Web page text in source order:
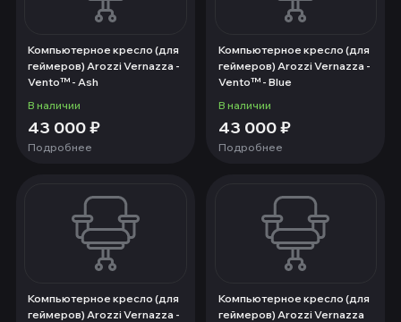
Компьютерное кресло (для
геймеров) Arozzi Vernazza -
Vento™ - Ash
В наличии
43 000₽
Подробнее
Компьютерное кресло (для
геймеров) Arozzi Vernazza -
Vento™ - Blue
В наличии
43 000₽
Подробнее
Компьютерное кресло (для
геймеров) Arozzi Vernazza -
Компьютерное кресло (для
геймеров) Arozzi Vernazza